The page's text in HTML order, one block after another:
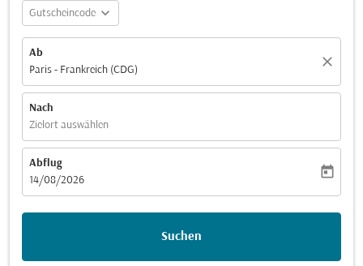
Gutscheincode expand_more
Ab
Paris - Frankreich (CDG)
close
Nach
Zielort auswählen
Abflug
fc-booking-departure-date-aria-label
14/08/2026
today
Suchen